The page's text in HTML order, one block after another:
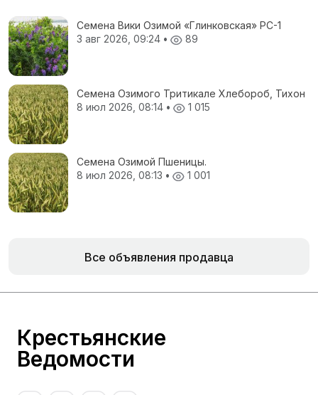
Семена Вики Озимой «Глинковская» РС-1
3 авг 2026, 09:24 • 89
Семена Озимого Тритикале Хлебороб, Тихон
8 июл 2026, 08:14 • 1 015
Семена Озимой Пшеницы.
8 июл 2026, 08:13 • 1 001
Все объявления продавца
Крестьянские
Ведомости